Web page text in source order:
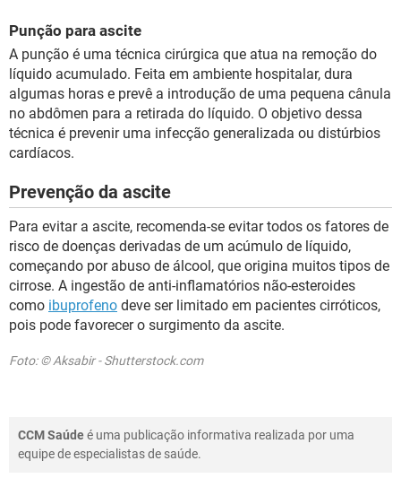
Punção para ascite
A punção é uma técnica cirúrgica que atua na remoção do
líquido acumulado. Feita em ambiente hospitalar, dura
algumas horas e prevê a introdução de uma pequena cânula
no abdômen para a retirada do líquido. O objetivo dessa
técnica é prevenir uma infecção generalizada ou distúrbios
cardíacos.
Prevenção da ascite
Para evitar a ascite, recomenda-se evitar todos os fatores de
risco de doenças derivadas de um acúmulo de líquido,
começando por abuso de álcool, que origina muitos tipos de
cirrose. A ingestão de anti-inflamatórios não-esteroides
como ibuprofeno deve ser limitado em pacientes cirróticos,
pois pode favorecer o surgimento da ascite.
Foto: © Aksabir - Shutterstock.com
CCM Saúdeé uma publicação informativa realizada por uma
equipe de especialistas de saúde.